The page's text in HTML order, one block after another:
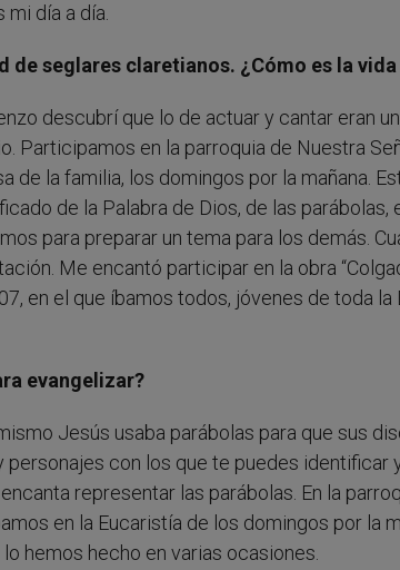
mi día a día.
de seglares claretianos. ¿Cómo es la
descubrí que lo de actuar y cantar eran
Participamos en la parroquia de Nuestra
de la familia, los domingos por la mañana.
de la Palabra de Dios, de las
para preparar un tema para los demás.
Me encantó participar en la obra
en el que íbamos todos, jóvenes de toda
evangelizar?
Jesús usaba parábolas para que sus
con los que te puedes identificar
representar las parábolas. En la
en la Eucaristía de los domingos por la
hemos hecho en varias ocasiones.